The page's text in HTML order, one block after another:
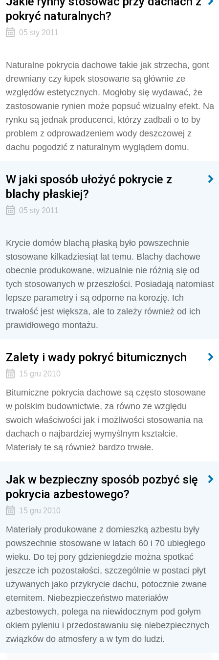
pokryć naturalnych?
05 sty 2011
Naturalne pokrycia dachowe takie jak strzecha, gont
drewniany czy łupek stosowane są głównie ze
względów estetycznych. Mogłoby się wydawać, że
zastosowanie rynien może popsuć wizualny efekt. Na
rynku są jednak producenci, którzy zadbali o to by
problem z odprowadzeniem wody deszczowej z
dachu pogodzić z naturalnym wyglądem domu.
W jaki sposób ułożyć pokrycie z
blachy płaskiej?
05 sty 2011
Krycie domów blachą płaską było powszechnie
stosowane kilkadziesiąt lat temu. Blachy dachowe
obecnie produkowane, wizualnie nie różnią się od
tych stosowanych w przeszłości. Posiadają natomiast
lepsze parametry i są odporne na korozję. Ich
trwałość jest większa, ale to zależy również od ich
prawidłowego montażu.
Zalety i wady pokryć bitumicznych
15 gru 2010
Bitumiczne pokrycia dachowe są często stosowane
w polskim budownictwie, za równo ze względu
swoich właściwości jak i możliwości stosowania na
dachach o najbardziej wymyślnym kształcie.
Materiały te są również bardzo trwałe.
Jak w bezpieczny sposób pozbyć się
pokrycia azbestowego?
15 gru 2010
Materiały produkowane z domieszką azbestu były
powszechnie stosowane w latach 60 i 70 ubiegłego
wieku. Do tej pory gdzieniegdzie można spotkać
jeszcze ich pozostałości, szczególnie w postaci płyt
używanych jako przykrycie dachu, potocznie zwane
eternitem. Niebezpieczeństwo materiałów
azbestowych, polega na niewidocznym pod gołym
okiem pyleniu i przedostawaniu się niebezpiecznych
związków do atmosfery a w tym do ludzi.